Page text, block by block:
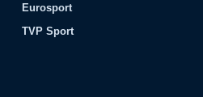
Eurosport
TVP Sport